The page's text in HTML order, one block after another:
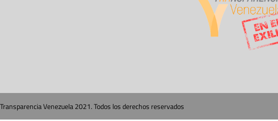
Transparencia Venezuela 2021. Todos los derechos reservados